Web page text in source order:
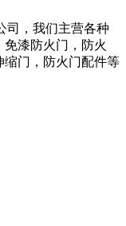
司，我们主营各种
漆防火门，防火
缩门，防火门配件等